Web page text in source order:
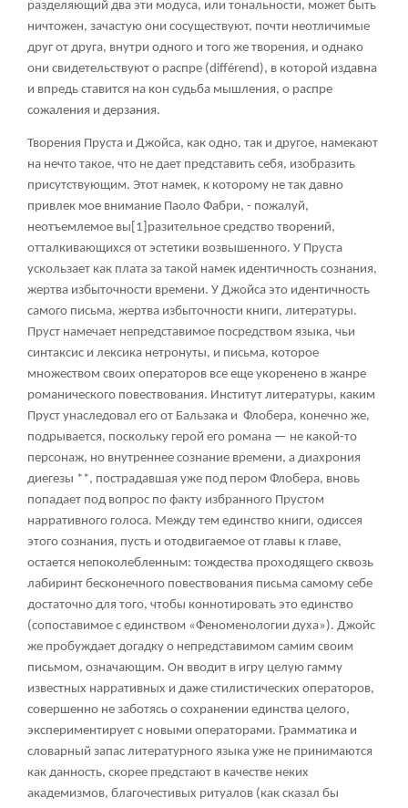
разделяющий два эти модуса, или тональности, может быть
ничтожен, зачастую они сосуществуют, почти неотличимые
друг от друга, внутри одного и того же творения, и однако
они свидетельствуют о распре (différend), в которой издавна
и впредь ставится на кон судьба мышления, о распре
сожаления и дерзания.
Творения Пруста и Джойса, как одно, так и другое, намекают
на нечто такое, что не дает представить себя, изобразить
присутствующим. Этот намек, к которому не так давно
привлек мое внимание Паоло Фабри, - пожалуй,
неотъемлемое вы [1] разительное средство творений,
отталкивающихся от эстетики возвышенного. У Пруста
ускользает как плата за такой намек идентичность сознания,
жертва избыточности времени. У Джойса это идентичность
самого письма, жертва избыточности книги, литературы.
Пруст намечает непредставимое посредством языка, чьи
синтаксис и лексика нетронуты, и письма, которое
множеством своих операторов все еще укоренено в жанре
романического повествования. Институт литературы, каким
Пруст унаследовал его от Бальзака и Флобера, конечно же,
подрывается, поскольку герой его романа — не какой-то
персонаж, но внутреннее сознание времени, а диахрония
диегезы **, пострадавшая уже под пером Флобера, вновь
попадает под вопрос по факту избранного Прустом
нарративного голоса. Между тем единство книги, одиссея
этого сознания, пусть и отодвигаемое от главы к главе,
остается непоколебленным: тождества проходящего сквозь
лабиринт бесконечного повествования письма самому себе
достаточно для того, чтобы коннотировать это единство
(сопоставимое с единством «Феноменологии духа»). Джойс
же пробуждает догадку о непредставимом самим своим
письмом, означающим. Он вводит в игру целую гамму
известных нарративных и даже стилистических операторов,
совершенно не заботясь о сохранении единства целого,
экспериментирует с новыми операторами. Грамматика и
словарный запас литературного языка уже не принимаются
как данность, скорее предстают в качестве неких
академизмов, благочестивых ритуалов (как сказал бы